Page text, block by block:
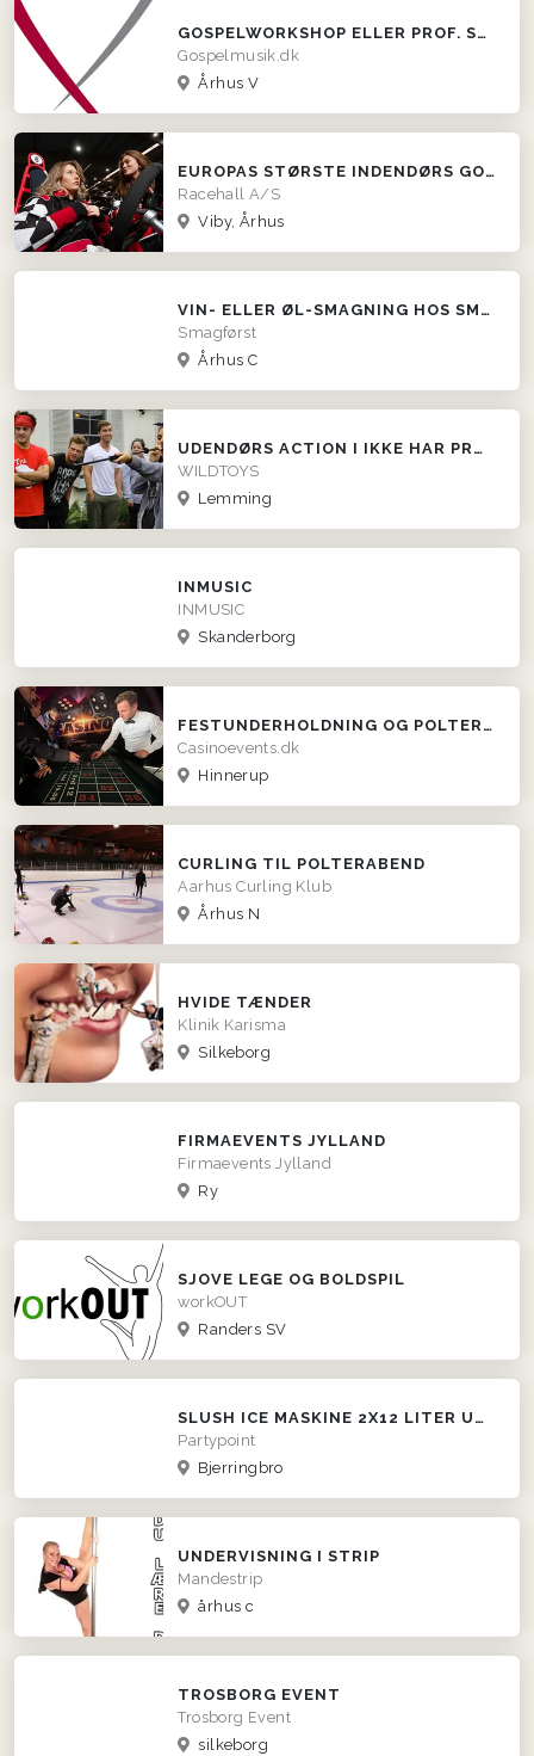
GOSPELWORKSHOP ELLER PROF. STEMMETRÆNING
Gospelmusik.dk
Århus V
EUROPAS STØRSTE INDENDØRS GOKART-RACERBANE
Racehall A/S
Viby, Århus
VIN- ELLER ØL-SMAGNING HOS SMAGFØRST!
Smagførst
Århus C
UDENDØRS ACTION I IKKE HAR PRØVET FØR!
WILDTOYS
Lemming
INMUSIC
INMUSIC
Skanderborg
FESTUNDERHOLDNING OG POLTERABEND IDEER - LEJ ET CASINO!
Casinoevents.dk
Hinnerup
CURLING TIL POLTERABEND
Aarhus Curling Klub
Århus N
HVIDE TÆNDER
Klinik Karisma
Silkeborg
FIRMAEVENTS JYLLAND
Firmaevents Jylland
Ry
SJOVE LEGE OG BOLDSPIL
workOUT
Randers SV
SLUSH ICE MASKINE 2X12 LITER UDLEJES
Partypoint
Bjerringbro
UNDERVISNING I STRIP
Mandestrip
århus c
TROSBORG EVENT
Trosborg Event
silkeborg